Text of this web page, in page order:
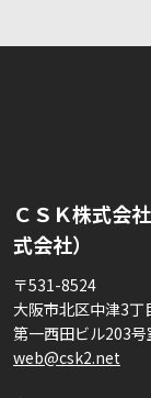
ＣＳＫ株式会
式会社）
〒531-8524
大阪市北区中津3丁
第一西田ビル203号
web@csk2.net